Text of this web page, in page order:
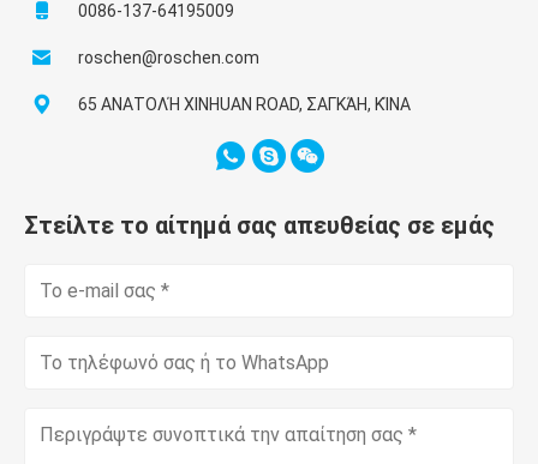
0086-137-64195009
roschen@roschen.com
65 ΑΝΑΤΟΛΉ XINHUAN ROAD, ΣΑΓΚΆΗ, ΚΊΝΑ
Στείλτε το αίτημά σας απευθείας σε εμάς